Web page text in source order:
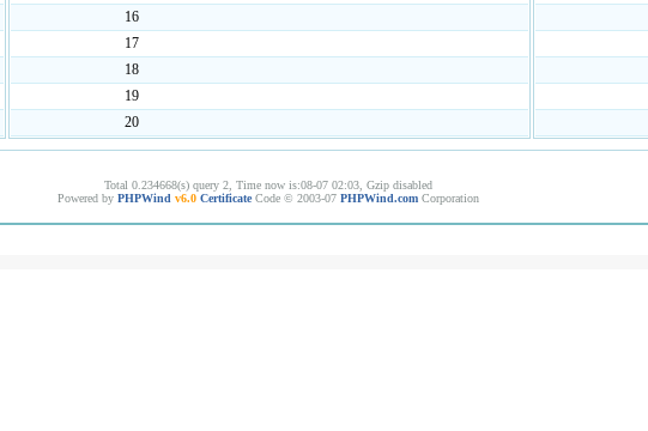
16
17
18
19
20
Total 0.234668(s) query 2, Time now is:08-07 02:03, Gzip disabled
Powered by PHPWind v6.0 Certificate Code © 2003-07 PHPWind.com Corporation